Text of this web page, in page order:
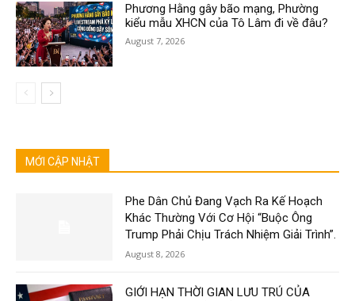
Phương Hằng gây bão mạng, Phường
kiểu mẫu XHCN của Tô Lâm đi về đâu?
August 7, 2026
MỚI CẬP NHẬT
Phe Dân Chủ Đang Vạch Ra Kế Hoạch
Khác Thường Với Cơ Hội “Buộc Ông
Trump Phải Chịu Trách Nhiệm Giải Trình”.
August 8, 2026
GIỚI HẠN THỜI GIAN LƯU TRÚ CỦA